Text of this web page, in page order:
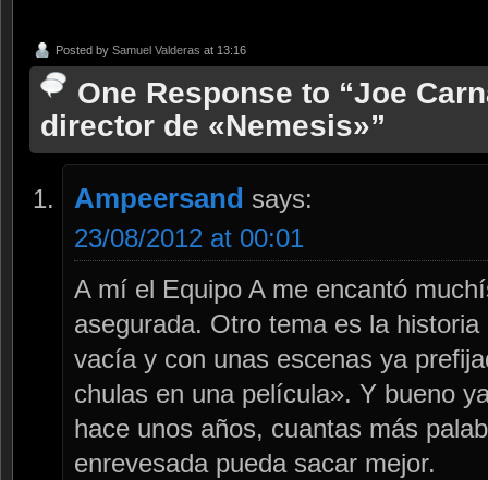
Posted by Samuel Valderas at 13:16
One Response to “Joe
director de «Nemesis»”
Ampeersand says:
23/08/2012 at 00:01
A mí el Equipo A me encantó
asegurada. Otro tema es la
vacía y con unas escenas ya
chulas en una película». Y bueno
hace unos años, cuantas más
enrevesada pueda sacar mejor.